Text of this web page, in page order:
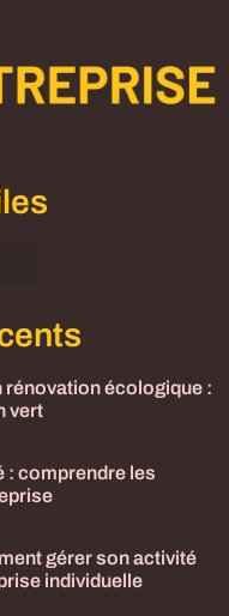
rénovation écologique :
vert
: comprendre les
gérer son activité
individuelle